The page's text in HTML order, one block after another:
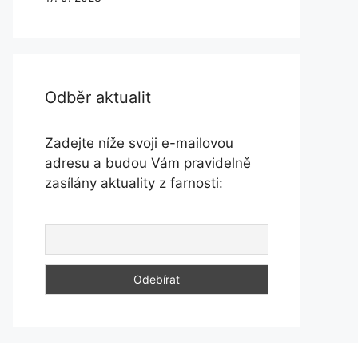
Odběr aktualit
Zadejte níže svoji e-mailovou
adresu a budou Vám pravidelně
zasílány aktuality z farnosti: